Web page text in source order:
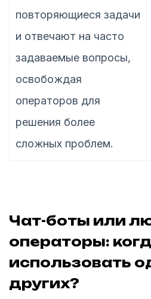
повторяющиеся задачи
и отвечают на часто
задаваемые вопросы,
освобождая
операторов для
решения более
сложных проблем.
Чат-боты или
операторы:
использовать
других?